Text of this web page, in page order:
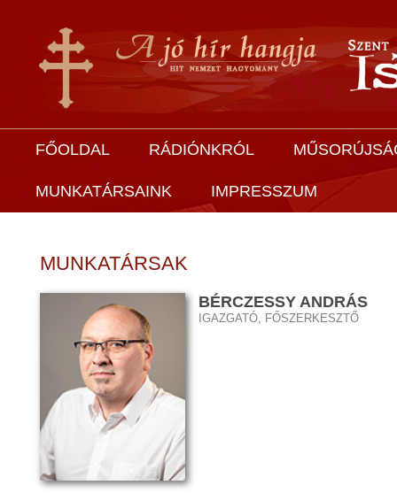
FŐOLDAL RÁDIÓNKRÓL
MUNKATÁRSAINK IMPRESSZUM
MUNKATÁRSAK
BÉRCZESSY ANDRÁS
IGAZGATÓ, FŐSZERKESZTŐ